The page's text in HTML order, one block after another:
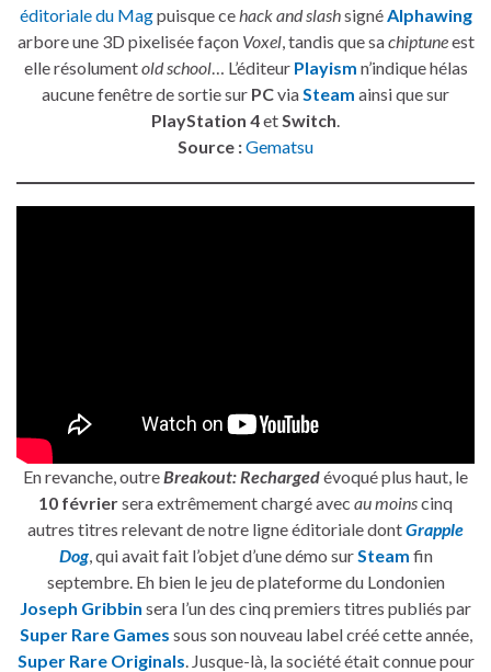
éditoriale du Magpuisque cehack and slashsignéAlphawing
arbore une 3D pixelisée façon Voxel, tandis que sachiptuneest
elle résolumentold school… L’éditeur Playism n’indique hélas
aucune fenêtre de sortie sur PCviaSteam ainsi que sur
PlayStation 4etSwitch.
Source :Gematsu
En revanche, outreBreakout: Rechargedévoqué plus haut, le
10 févriersera extrêmement chargé avec au moinscinq
autres titres relevant de notre ligne éditoriale dontGrapple
Dog, qui avait fait l’objet d’une démo surSteam fin
septembre. Eh bien le jeu de plateforme du Londonien
Joseph Gribbin sera l’un des cinq premiers titres publiés par
Super Rare Games sous son nouveau label créé cette année,
Super Rare Originals. Jusque-là, la société était connue pour